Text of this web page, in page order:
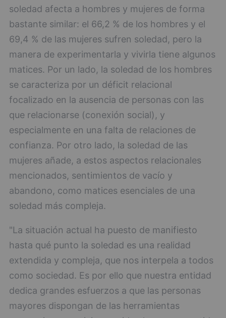
soledad afecta a hombres y mujeres de forma
bastante similar: el 66,2 % de los hombres y el
69,4 % de las mujeres sufren soledad, pero la
manera de experimentarla y vivirla tiene algunos
matices. Por un lado, la soledad de los hombres
se caracteriza por un déficit relacional
focalizado en la ausencia de personas con las
que relacionarse (conexión social), y
especialmente en una falta de relaciones de
confianza. Por otro lado, la soledad de las
mujeres añade, a estos aspectos relacionales
mencionados, sentimientos de vacío y
abandono, como matices esenciales de una
soledad más compleja.
"La situación actual ha puesto de manifiesto
hasta qué punto la soledad es una realidad
extendida y compleja, que nos interpela a todos
como sociedad. Es por ello que nuestra entidad
dedica grandes esfuerzos a que las personas
mayores dispongan de las herramientas